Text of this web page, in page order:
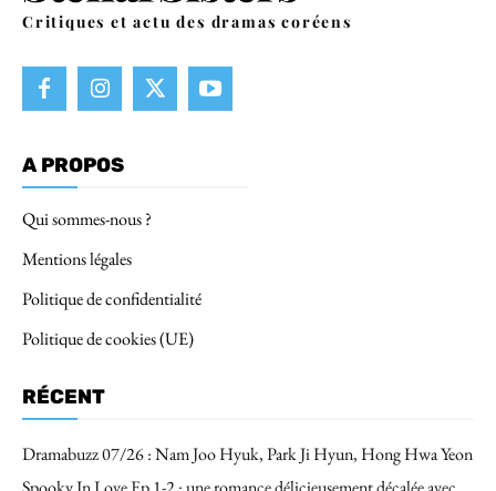
Critiques et actu des dramas coréens
A PROPOS
Qui sommes-nous ?
Mentions légales
Politique de confidentialité
Politique de cookies (UE)
RÉCENT
Dramabuzz 07/26 : Nam Joo Hyuk, Park Ji Hyun, Hong Hwa Yeon